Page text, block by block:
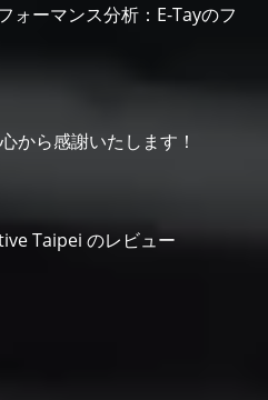
ォーマンス分析：E-Tayのフ
から感謝いたします！
Taipei のレビュー